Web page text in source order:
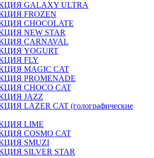
GALAXY ULTRA
FROZEN
CHOCOLATE
NEW STAR
CARNAVAL
YOGURT
FLY
MAGIC CAT
PROMENADE
CHOCO CAT
JAZZ
LAZER CAT (голографические
LIME
COSMO CAT
SMUZI
SILVER STAR